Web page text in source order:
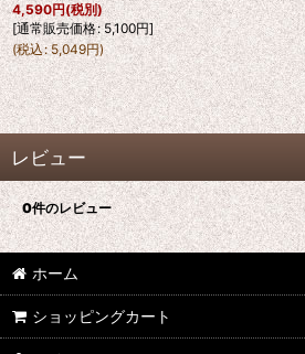
4,590円(税別)
[通常販売価格: 5,100円]
(税込: 5,049円)
レビュー
0件のレビュー
ホーム
ショッピングカート